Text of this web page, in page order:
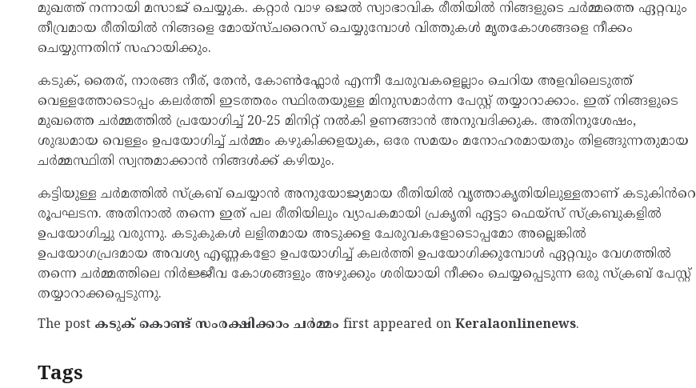
മുഖത്ത് നന്നായി മസാജ് ചെയ്യുക. കറ്റാർ വാഴ ജെൽ സ്വാഭാവിക രീതിയിൽ നിങ്ങളുടെ ചർമ്മത്തെ ഏറ്റവും
തീവ്രമായ രീതിയിൽ നിങ്ങളെ മോയ്സ്ചറൈസ് ചെയ്യുമ്പോൾ വിത്തുകൾ മൃതകോശങ്ങളെ നീക്കം
ചെയ്യുന്നതിന് സഹായിക്കും.
കടുക്, തൈര്, നാരങ്ങ നീര്, തേൻ, കോൺഫ്ലോർ എന്നീ ചേരുവകളെല്ലാം ചെറിയ അളവിലെടുത്ത്
വെള്ളത്തോടൊപ്പം കലർത്തി ഇടത്തരം സ്ഥിരതയുള്ള മിനുസമാർന്ന പേസ്റ്റ് തയ്യാറാക്കാം. ഇത് നിങ്ങളുടെ
മുഖത്തെ ചർമ്മത്തിൽ പ്രയോഗിച്ച് 20-25 മിനിറ്റ് നൽകി ഉണങ്ങാൻ അനുവദിക്കുക. അതിനുശേഷം,
ശുദ്ധമായ വെള്ളം ഉപയോഗിച്ച് ചർമ്മം കഴുകിക്കളയുക, ഒരേ സമയം മനോഹരമായതും തിളങ്ങുന്നതുമായ
ചർമ്മസ്ഥിതി സ്വന്തമാക്കാൻ നിങ്ങൾക്ക് കഴിയും.
കട്ടിയുള്ള ചർമത്തിൽ സ്ക്രബ് ചെയ്യാൻ അനുയോജ്യമായ രീതിയിൽ വൃത്താകൃതിയിലുള്ളതാണ് കടുകിൻറെ
രൂപഘടന. അതിനാൽ തന്നെ ഇത് പല രീതിയിലും വ്യാപകമായി പ്രകൃതി ഏട്ടാ ഫെയ്സ് സ്‌ക്രബുകളിൽ
ഉപയോഗിച്ചു വരുന്നു. കടുകുകൾ ലളിതമായ അടുക്കള ചേരുവകളോടൊപ്പമോ അല്ലെങ്കിൽ
ഉപയോഗപ്രദമായ അവശ്യ എണ്ണകളോ ഉപയോഗിച്ച് കലർത്തി ഉപയോഗിക്കുമ്പോൾ ഏറ്റവും വേഗത്തിൽ
തന്നെ ചർമ്മത്തിലെ നിർജ്ജീവ കോശങ്ങളും അഴുക്കും ശരിയായി നീക്കം ചെയ്യപ്പെടുന്ന ഒരു സ്‌ക്രബ് പേസ്റ്റ്
തയ്യാറാക്കപ്പെടുന്നു.
The post കടുക് കൊണ്ട് സംരക്ഷിക്കാം ചര്‍മ്മം first appeared on Keralaonlinenews.
Tags